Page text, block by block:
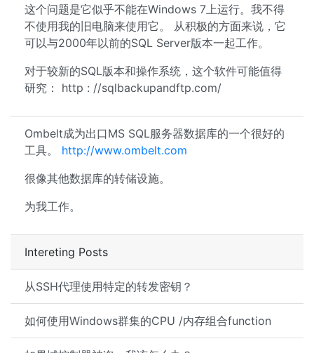
Intereting Posts
从SSH代理使用特定的转发密钥？
如何使用Windows群集的CPU /内存组合function
这个问题是它似乎不能在Windows 7上运行。我不得
不使用我的旧电脑来使用它。 从积极的方面来说，它
可以与2000年以前的SQL Server版本一起工作。
对于较新的SQL版本和操作系统，这个软件可能值得
研究： http : //sqlbackupandftp.com/
Ombelt成为出口MS SQL服务器数据库的一个很好的
工具。 http://www.ombelt.com
很像其他数据库的转储设施。
为我工作。